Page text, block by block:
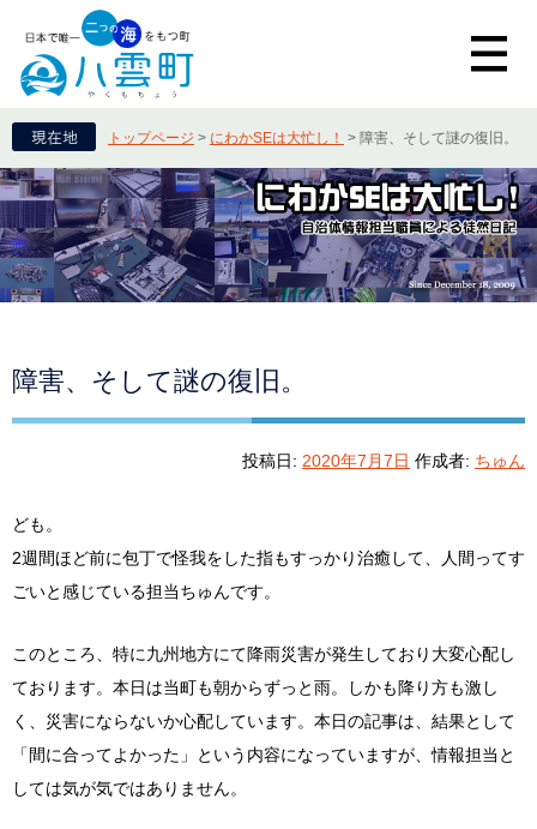
トップページ > にわかSEは大忙し！ > 障害、そして謎の復旧。
障害、そして謎の復旧。
投稿日: 2020年7月7日 作成者: ちゅん
ども。
2週間ほど前に包丁で怪我をした指もすっかり治癒して、人間ってす
ごいと感じている担当ちゅんです。
このところ、特に九州地方にて降雨災害が発生しており大変心配し
ております。本日は当町も朝からずっと雨。しかも降り方も激し
く、災害にならないか心配しています。本日の記事は、結果として
「間に合ってよかった」という内容になっていますが、情報担当と
しては気が気ではありません。